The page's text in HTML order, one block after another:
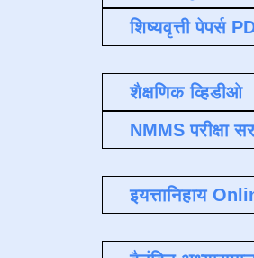
शिष्यवृत्ती पेपर्स
शैक्षणिक व्हिडीओ
NMMS परीक्षा
इयत्तानिहाय